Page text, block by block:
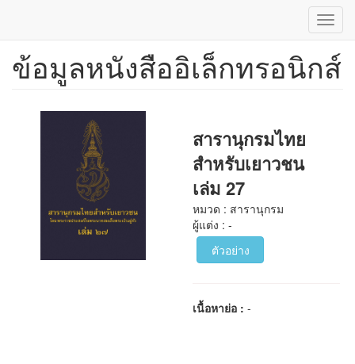
ข้าม
ข้อมูลหนังสืออิเล็กทรอนิกส์
สารานุกรมไทย
สำหรับเยาวชน
เล่ม 27
หมวด : สารานุกรม
ผู้แต่ง : -
ตัวอย่าง
เนื้อหาย่อ :-